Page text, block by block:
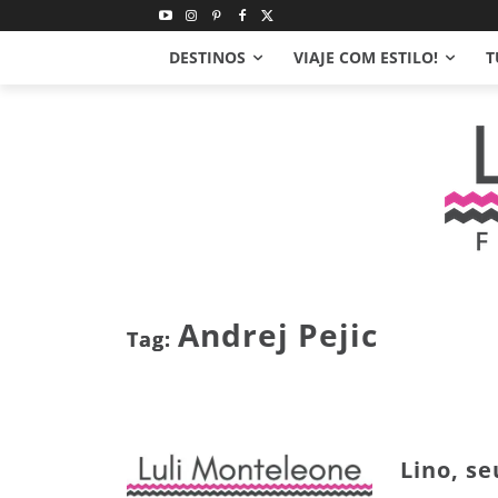
DESTINOS VIAJE COM ESTILO!
Tag: Andrej Pejic
Lino,